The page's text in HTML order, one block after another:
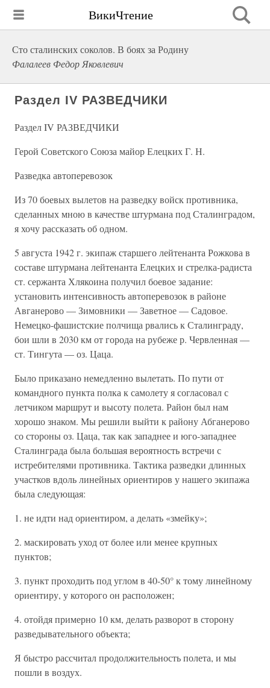
ВикиЧтение
Сто сталинских соколов. В боях за Родину
Фалалеев Федор Яковлевич
Раздел IV РАЗВЕДЧИКИ
Раздел IV РАЗВЕДЧИКИ
Герой Советского Союза майор Елецких Г. Н.
Разведка автоперевозок
Из 70 боевых вылетов на разведку войск противника,
сделанных мною в качестве штурмана под Сталинградом,
я хочу рассказать об одном.
5 августа 1942 г. экипаж старшего лейтенанта Рожкова в
составе штурмана лейтенанта Елецких и стрелка-радиста
ст. сержанта Хлякоина получил боевое задание:
установить интенсивность автоперевозок в районе
Авганерово — Зимовники — Заветное — Садовое.
Немецко-фашистские полчища рвались к Сталинграду,
бои шли в 2030 км от города на рубеже р. Червленная —
ст. Тингута — оз. Цаца.
Было приказано немедленно вылетать. По пути от
командного пункта полка к самолету я согласовал с
летчиком маршрут и высоту полета. Район был нам
хорошо знаком. Мы решили выйти к району Абганерово
со стороны оз. Цаца, так как западнее и юго-западнее
Сталинграда была большая вероятность встречи с
истребителями противника. Тактика разведки длинных
участков вдоль линейных ориентиров у нашего экипажа
была следующая:
1. не идти над ориентиром, а делать «змейку»;
2. маскировать уход от более или менее крупных
пунктов;
3. пункт проходить под углом в 40-50° к тому линейному
ориентиру, у которого он расположен;
4. отойдя примерно 10 км, делать разворот в сторону
разведывательного объекта;
Я быстро рассчитал продолжительность полета, и мы
пошли в воздух.